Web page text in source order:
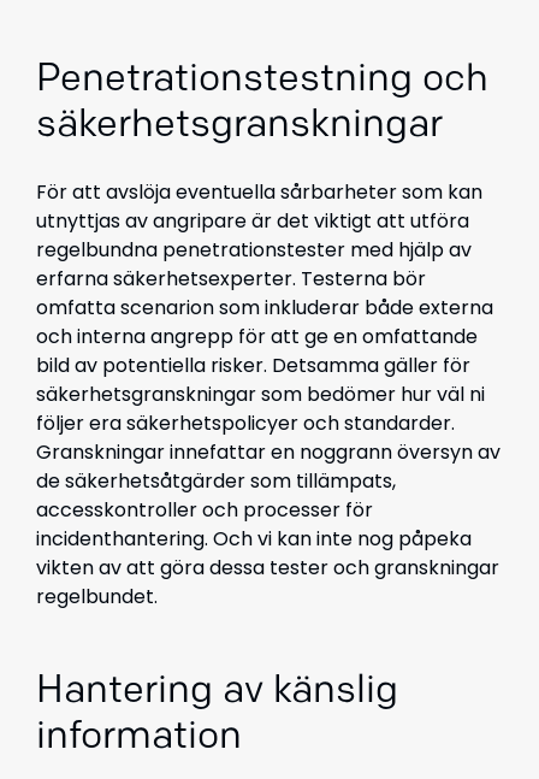
Penetrationstestning och
säkerhetsgranskningar
För att avslöja eventuella sårbarheter som kan
utnyttjas av angripare är det viktigt att utföra
regelbundna penetrationstester med hjälp av
erfarna säkerhetsexperter. Testerna bör
omfatta scenarion som inkluderar både externa
och interna angrepp för att ge en omfattande
bild av potentiella risker. Detsamma gäller för
säkerhetsgranskningar som bedömer hur väl ni
följer era säkerhetspolicyer och standarder.
Granskningar innefattar en noggrann översyn av
de säkerhetsåtgärder som tillämpats,
accesskontroller och processer för
incidenthantering. Och vi kan inte nog påpeka
vikten av att göra dessa tester och granskningar
regelbundet.
Hantering av känslig
information